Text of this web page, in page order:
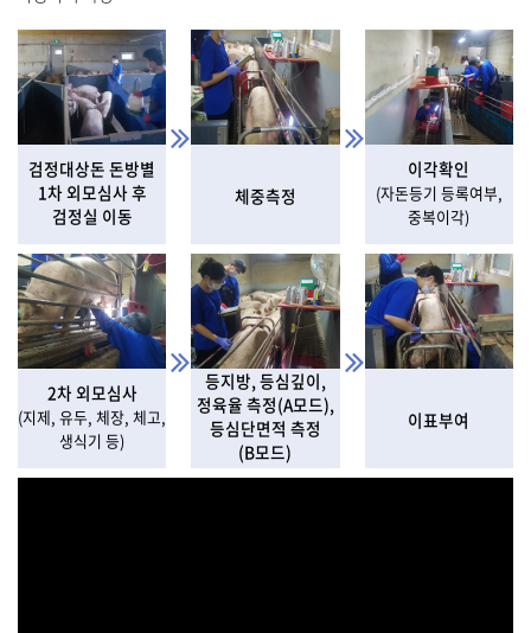
검정대상돈 돈방별
1차 외모심사 후
검정실 이동
체중측정
이각확인
(자돈등기 등록여부,
중복이각)
2차 외모심사
(지제, 유두, 체장, 체고,
생식기 등)
등지방, 등심깊이,
정육율 측정(A모드),
등심단면적 측정
(B모드)
이표부여